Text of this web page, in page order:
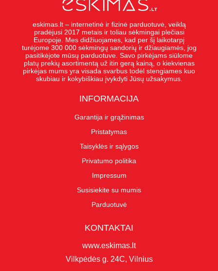
eskimas.lt – internetinė ir fizinė parduotuvė, veiklą
pradėjusi 2017 metais ir toliau sėkmingai plečiasi
Europoje. Mes didžiuojames, kad per šį laikotarpį
turėjome 300 000 sėkmingų sandorių ir džiaugiamės, jog
pasitikėjote mūsų parduotuve. Savo pirkėjams siūlome
platų prekių asortimentą už itin gerą kainą, o kiekvienas
pirkėjas mums yra visada svarbus todėl stengiames kuo
skubiau ir kokybiškiau įvykdyti Jūsų užsakymus.
INFORMACIJA
Garantija ir grąžinimas
Pristatymas
Taisyklės ir sąlygos
Privatumo politika
Impressum
Susisiekite su mumis
Parduotuvė
KONTAKTAI
www.eskimas.lt
Vilkpėdės g. 24C, Vilnius